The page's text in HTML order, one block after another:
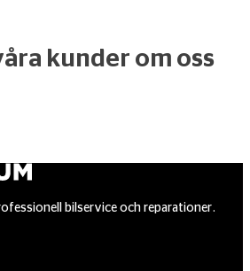
kunder om oss
bilservice och reparationer.